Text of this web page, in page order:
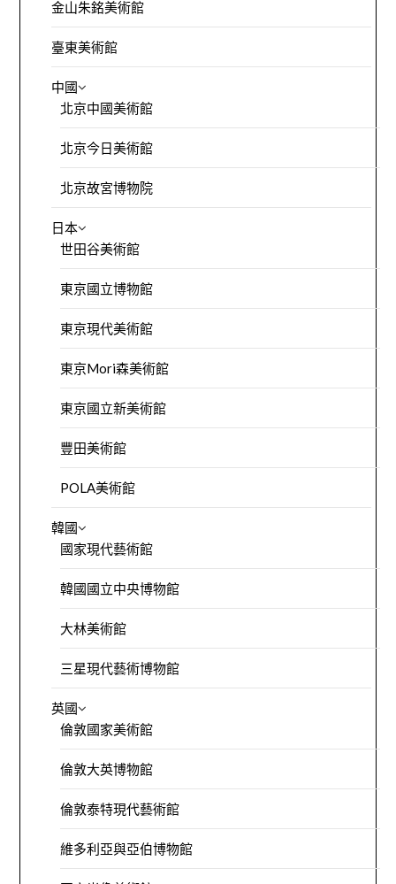
金山朱銘美術館
臺東美術館
中國
北京中國美術館
北京今日美術館
北京故宮博物院
日本
世田谷美術館
東京國立博物館
東京現代美術館
東京Mori森美術館
東京國立新美術館
豐田美術館
POLA美術館
韓國
國家現代藝術館
韓國國立中央博物館
大林美術館
三星現代藝術博物館
英國
倫敦國家美術館
倫敦大英博物館
倫敦泰特現代藝術館
維多利亞與亞伯博物館